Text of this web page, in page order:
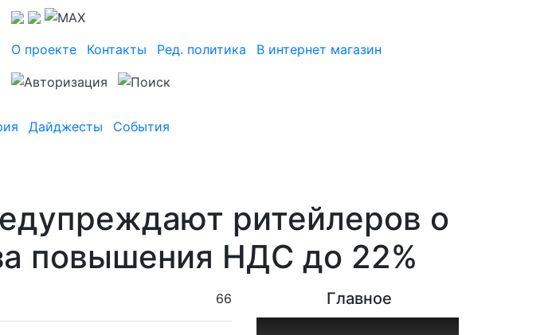
О проекте Контакты Ред. политика В интернет магазин
Дайджесты
События
ритейлеров о
повышения НДС до 22%
66 Главное